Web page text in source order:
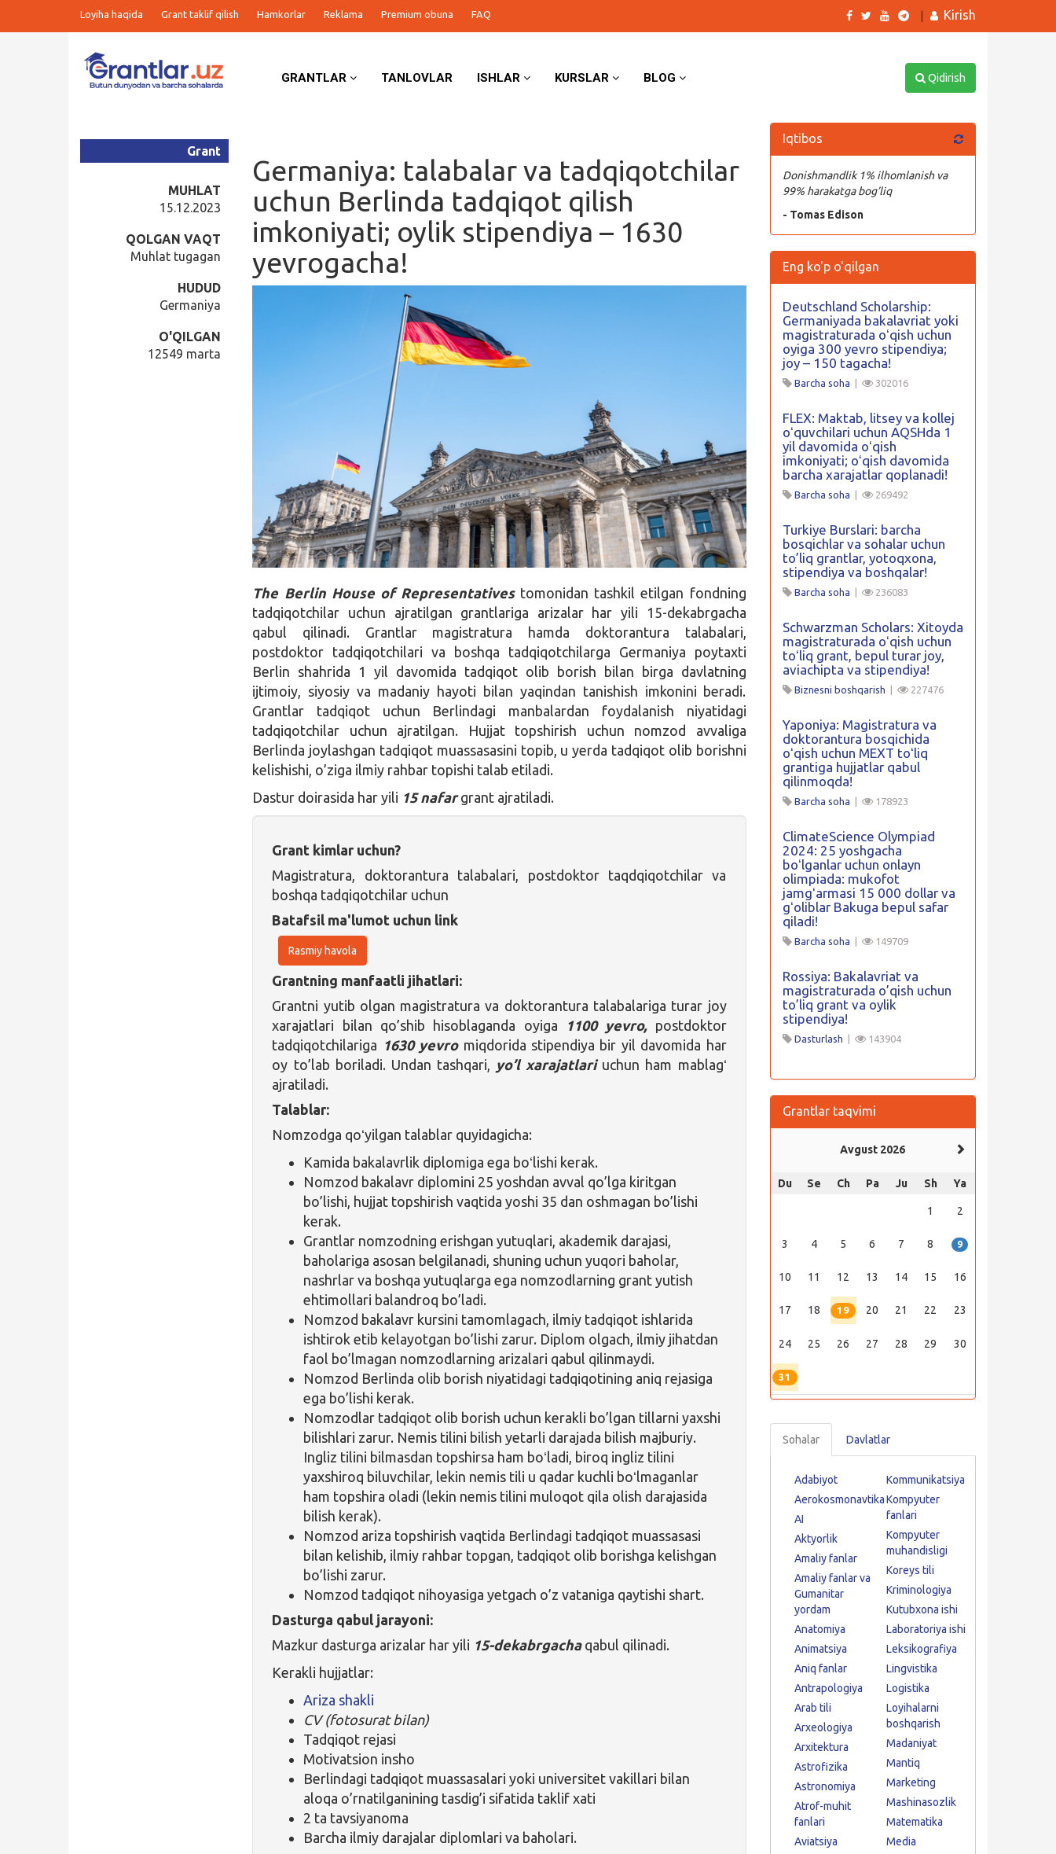
Loyiha haqida Grant taklif qilish Hamkorlar Reklama Premium obuna FAQ Kirish
GRANTLAR TANLOVLAR ISHLAR KURSLAR BLOG Qidirish
Germaniya: talabalar va tadqiqotchilar
uchun Berlinda tadqiqot qilish
imkoniyati; oylik stipendiya – 1630
yevrogacha!
Grant
MUHLAT
15.12.2023
QOLGAN VAQT
Muhlat tugagan
HUDUD
Germaniya
O'QILGAN
12549 marta
The Berlin House of Representativestomonidan tashkil etilgan fondning
tadqiqotchilar uchun ajratilgan grantlariga arizalar har yili 15-dekabrgacha
qabul qilinadi. Grantlar magistratura hamda doktorantura talabalari,
postdoktor tadqiqotchilari va boshqa tadqiqotchilarga Germaniya poytaxti
Berlin shahrida 1 yil davomida tadqiqot olib borish bilan birga davlatning
ijtimoiy, siyosiy va madaniy hayoti bilan yaqindan tanishish imkonini beradi.
Grantlar tadqiqot uchun Berlindagi manbalardan foydalanish niyatidagi
tadqiqotchilar uchun ajratilgan. Hujjat topshirish uchun nomzod avvaliga
Berlinda joylashgan tadqiqot muassasasini topib, u yerda tadqiqot olib borishni
kelishishi, o’ziga ilmiy rahbar topishi talab etiladi.
Dastur doirasida har yili 15 nafargrant ajratiladi.
Grant kimlar uchun?
Magistratura, doktorantura talabalari, postdoktor taqdqiqotchilar va
boshqa tadqiqotchilar uchun
Batafsil ma'lumot uchun link
Rasmiy havola
Grantning manfaatli jihatlari:
Grantni yutib olgan magistratura va doktorantura talabalariga turar joy
xarajatlari bilan qo’shib hisoblaganda oyiga
1100 yevro,postdoktor
tadqiqotchilariga 1630 yevromiqdorida stipendiya bir yil davomida har
oy to’lab boriladi. Undan tashqari, yo’l xarajatlari uchun ham mablagʻ
ajratiladi.
Talablar:
Nomzodga qoʻyilgan talablar quyidagicha:
Kamida bakalavrlik diplomiga ega boʻlishi kerak.
Nomzod bakalavr diplomini 25 yoshdan avval qo’lga kiritgan
bo’lishi, hujjat topshirish vaqtida yoshi 35 dan oshmagan bo’lishi
kerak.
Grantlar nomzodning erishgan yutuqlari, akademik darajasi,
baholariga asosan belgilanadi, shuning uchun yuqori baholar,
nashrlar va boshqa yutuqlarga ega nomzodlarning grant yutish
ehtimollari balandroq bo’ladi.
Nomzod bakalavr kursini tamomlagach, ilmiy tadqiqot ishlarida
ishtirok etib kelayotgan bo’lishi zarur. Diplom olgach, ilmiy jihatdan
faol bo’lmagan nomzodlarning arizalari qabul qilinmaydi.
Nomzod Berlinda olib borish niyatidagi tadqiqotining aniq rejasiga
ega bo’lishi kerak.
Nomzodlar tadqiqot olib borish uchun kerakli bo’lgan tillarni yaxshi
bilishlari zarur. Nemis tilini bilish yetarli darajada bilish majburiy.
Ingliz tilini bilmasdan topshirsa ham boʻladi, biroq ingliz tilini
yaxshiroq biluvchilar, lekin nemis tili u qadar kuchli boʻlmaganlar
ham topshira oladi (lekin nemis tilini muloqot qila olish darajasida
bilish kerak).
Nomzod ariza topshirish vaqtida Berlindagi tadqiqot muassasasi
bilan kelishib, ilmiy rahbar topgan, tadqiqot olib borishga kelishgan
bo’lishi zarur.
Nomzod tadqiqot nihoyasiga yetgach o’z vataniga qaytishi shart.
Dasturga qabul jarayoni:
Mazkur dasturga arizalar har yili 15-dekabrgachaqabul qilinadi.
Kerakli hujjatlar:
Ariza shakli
CV (fotosurat bilan)
Tadqiqot rejasi
Motivatsion insho
Berlindagi tadqiqot muassasalari yoki universitet vakillari bilan
aloqa o’rnatilganining tasdig’i sifatida taklif xati
2 ta tavsiyanoma
Barcha ilmiy darajalar diplomlari va baholari.
Iqtibos
Donishmandlik 1% ilhomlanish va
99% harakatga bog’liq
- Tomas Edison
Eng ko'p o'qilgan
Deutschland Scholarship:
Germaniyada bakalavriat yoki
magistraturada oʻqish uchun
oyiga 300 yevro stipendiya;
joy – 150 tagacha!
Barcha soha 302016
FLEX: Maktab, litsey va kollej
oʻquvchilari uchun AQSHda 1
yil davomida oʻqish
imkoniyati; oʻqish davomida
barcha xarajatlar qoplanadi!
Barcha soha 269492
Turkiye Burslari: barcha
bosqichlar va sohalar uchun
to’liq grantlar, yotoqxona,
stipendiya va boshqalar!
Barcha soha 236083
Schwarzman Scholars: Xitoyda
magistraturada oʻqish uchun
toʻliq grant, bepul turar joy,
aviachipta va stipendiya!
Biznesni boshqarish 227476
Yaponiya: Magistratura va
doktorantura bosqichida
oʻqish uchun MEXT toʻliq
grantiga hujjatlar qabul
qilinmoqda!
Barcha soha 178923
ClimateScience Olympiad
2024: 25 yoshgacha
boʻlganlar uchun onlayn
olimpiada: mukofot
jamgʻarmasi 15 000 dollar va
gʻoliblar Bakuga bepul safar
qiladi!
Barcha soha 149709
Rossiya: Bakalavriat va
magistraturada o’qish uchun
to’liq grant va oylik
stipendiya!
Dasturlash 143904
Grantlar taqvimi
Avgust 2026
Du Se Ch Pa Ju Sh Ya
1 2
3 4 5 6 7 8 9
10 11 12 13 14 15 16
17 18 19 20 21 22 23
24 25 26 27 28 29 30
31
Sohalar Davlatlar
Adabiyot
Aerokosmonavtika
AI
Aktyorlik
Amaliy fanlar
Amaliy fanlar va
Gumanitar
yordam
Anatomiya
Animatsiya
Aniq fanlar
Antrapologiya
Arab tili
Arxeologiya
Arxitektura
Astrofizika
Astronomiya
Atrof-muhit
fanlari
Aviatsiya
Kommunikatsiya
Kompyuter
fanlari
Kompyuter
muhandisligi
Koreys tili
Kriminologiya
Kutubxona ishi
Laboratoriya ishi
Leksikografiya
Lingvistika
Logistika
Loyihalarni
boshqarish
Madaniyat
Mantiq
Marketing
Mashinasozlik
Matematika
Media